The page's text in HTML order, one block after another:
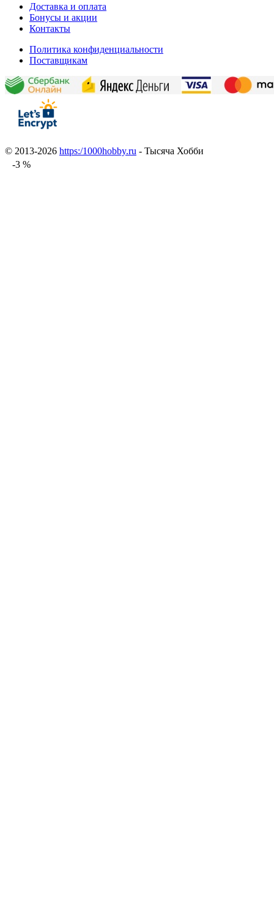
-3 %
Доставка и оплата
Бонусы и акции
Контакты
Политика конфиденциальности
Поставщикам
© 2013-2026 https:/1000hobby.ru - Тысяча Хобби